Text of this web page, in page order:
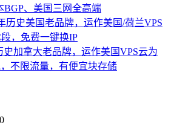
BGP、美国三网全高端
历史美国老品牌，运作美国/荷兰VPS
，免费一键换IP
史加拿大老品牌，运作美国VPS云为
不限流量，有便宜块存储